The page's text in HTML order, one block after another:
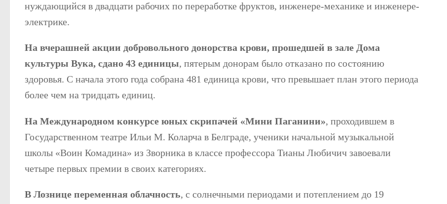
нуждающийся в двадцати рабочих по переработке фруктов, инженере-механике и инженере-
электрике.
На вчерашней акции добровольного донорства крови, прошедшей в зале Дома
культуры Вука, сдано 43 единицы, пятерым донорам было отказано по состоянию
здоровья. С начала этого года собрана 481 единица крови, что превышает план этого периода
более чем на тридцать единиц.
На Международном конкурсе юных скрипачей «Мини Паганини», проходившем в
Государственном театре Ильи М. Коларча в Белграде, ученики начальной музыкальной
школы «Воин Комадина» из Зворника в классе профессора Тианы Любичич завоевали
четыре первых премии в своих категориях.
В Лознице переменная облачность, с солнечными периодами и потеплением до 19